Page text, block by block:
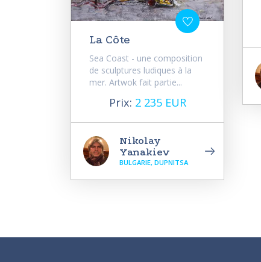
La Côte
Sea Coast - une composition
de sculptures ludiques à la
mer. Artwok fait partie...
Prix: 2 235 EUR
Nikolay
Yanakiev
BULGARIE, DUPNITSA